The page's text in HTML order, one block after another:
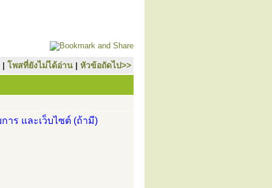
| โพสที่ยังไม่ได้อ่าน | หัวข้อถัดไป>>
ร และเว็บไซต์ (ถ้ามี)